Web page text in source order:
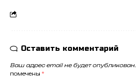
Оставить комментарий
Ваш адрес email не будет опубликован.
помечены *